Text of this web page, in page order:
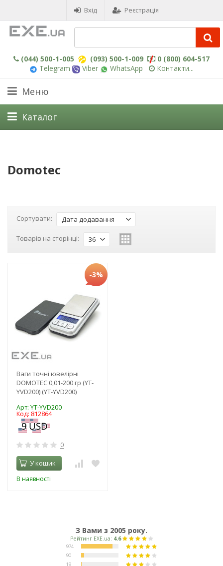
Вхід Реєстрація
(044) 500-1-005 (093) 500-1-009
0 (800) 604-517
Telegram
Viber WhatsApp Контакти...
Меню
Каталог
Domotec
Сортувати: Дата додавання
Товарів на сторінці: 36
-3%
Ваги точні ювелірні
DOMOTEC 0,01-200 гр (YT-
YVD200) (YT-YVD200)
Арт: YT-YVD200
Код: 812864
0
У кошик
В наявності
З Вами з 2005 року.